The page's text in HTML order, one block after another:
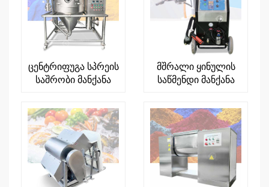
ცენტრიფუგა სპრეის
საშრობი მანქანა
მშრალი ყინულის
საწმენდი მანქანა